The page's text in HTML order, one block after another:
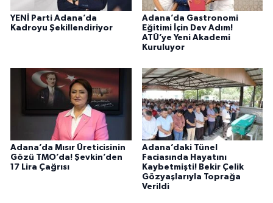
YENİ Parti Adana’da
Kadroyu Şekillendiriyor
Adana’da Gastronomi
Eğitimi İçin Dev Adım!
ATÜ’ye Yeni Akademi
Kuruluyor
Adana’da Mısır Üreticisinin
Gözü TMO’da! Şevkin’den
17 Lira Çağrısı
Adana’daki Tünel
Faciasında Hayatını
Kaybetmişti! Bekir Çelik
Gözyaşlarıyla Toprağa
Verildi